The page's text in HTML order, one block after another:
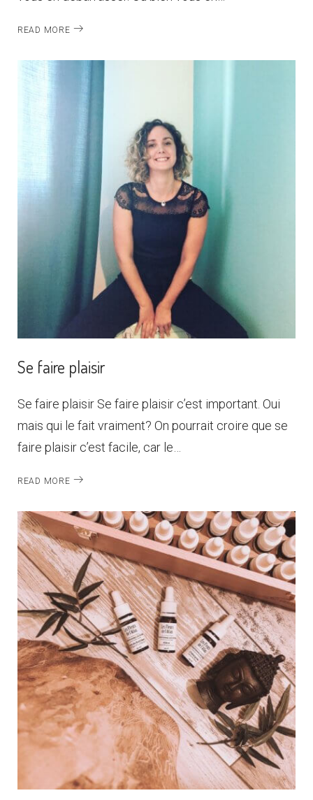
READ MORE
Se faire plaisir
Se faire plaisir Se faire plaisir c’est important. Oui
mais qui le fait vraiment? On pourrait croire que se
faire plaisir c’est facile, car le…
READ MORE